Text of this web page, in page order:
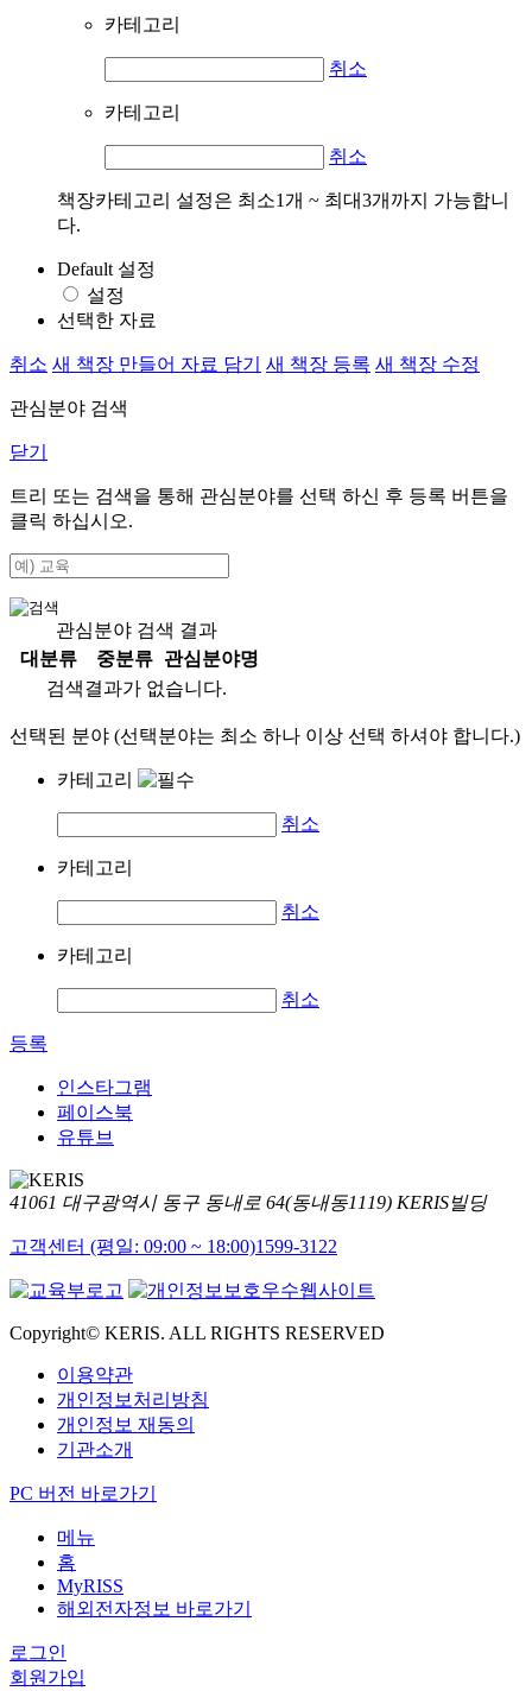
카테고리
취소
카테고리
취소
책장카테고리 설정은 최소1개 ~ 최대3개까지 가능합니
다.
Default 설정
설정
선택한 자료
취소 새 책장 만들어 자료 담기 새 책장 등록 새 책장 수정
관심분야 검색
닫기
트리 또는 검색을 통해 관심분야를 선택 하신 후 등록 버튼을
클릭 하십시오.
관심분야 검색 결과
대분류
중분류
관심분야명
검색결과가 없습니다.
선택된 분야 (선택분야는 최소 하나 이상 선택 하셔야 합니다.)
카테고리
취소
카테고리
취소
카테고리
취소
등록
인스타그램
페이스북
유튜브
41061 대구광역시 동구 동내로 64(동내동1119) KERIS빌딩
고객센터 (평일: 09:00 ~ 18:00)1599-3122
Copyright© KERIS. ALL RIGHTS RESERVED
이용약관
개인정보처리방침
개인정보 재동의
기관소개
PC 버전 바로가기
메뉴
홈
MyRISS
해외전자정보 바로가기
로그인
회원가입